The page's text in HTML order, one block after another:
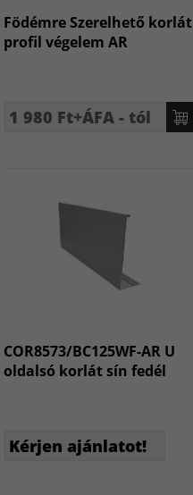
Födémre Szerelhető korlát
profil végelem AR
1 980 Ft+ÁFA - tól
COR8573/BC125WF-AR U
oldalsó korlát sín fedél
Kérjen ajánlatot!